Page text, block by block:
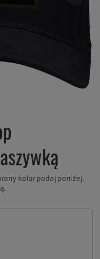
kolor podaj poniżej.